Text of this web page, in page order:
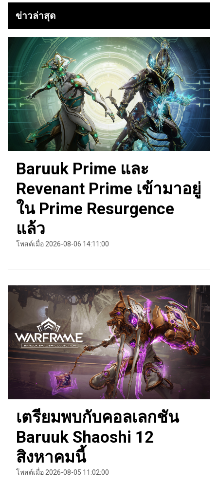
ข่าวล่าสุด
Baruuk Prime และ
Revenant Prime เข้ามาอยู่
ใน Prime Resurgence
แล้ว
โพสต์เมื่อ 2026-08-06 14:11:00
เตรียมพบกับคอลเลกชัน
Baruuk Shaoshi 12
สิงหาคมนี้
โพสต์เมื่อ 2026-08-05 11:02:00